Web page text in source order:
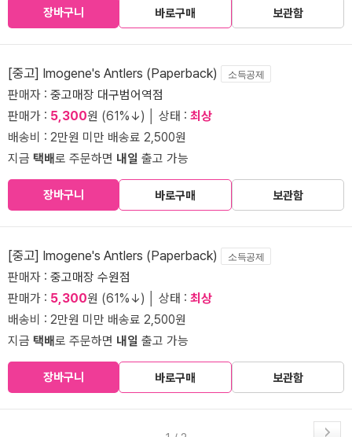
장바구니 바로구매 보관함
[중고] Imogene's Antlers (Paperback) 소득공제
판매자 : 중고매장 대구범어역점
판매가 : 5,300원 (61%↓) │ 상태 : 최상
배송비 : 2만원 미만 배송료 2,500원
지금 택배로 주문하면 내일 출고 가능
장바구니 바로구매 보관함
[중고] Imogene's Antlers (Paperback) 소득공제
판매자 : 중고매장 수원점
판매가 : 5,300원 (61%↓) │ 상태 : 최상
배송비 : 2만원 미만 배송료 2,500원
지금 택배로 주문하면 내일 출고 가능
장바구니 바로구매 보관함